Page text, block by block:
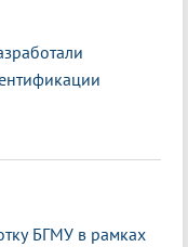
БГМУ в рамках